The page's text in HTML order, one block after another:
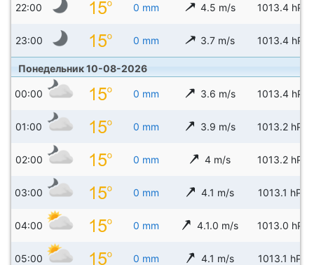
22:00 0 mm 4.5 m/s 1013.4 hPa
23:00 0 mm 3.7 m/s 1013.4 hPa
Понедельник 10-08-2026
00:00 0 mm 3.6 m/s 1013.4 hPa
01:00 0 mm 3.9 m/s 1013.2 hPa
02:00 0 mm 4 m/s 1013.2 hPa
03:00 0 mm 4.1 m/s 1013.1 hPa
04:00 0 mm 4.1.0 m/s 1013.0 hPa
05:00 0 mm 4.1 m/s 1013.1 hPa